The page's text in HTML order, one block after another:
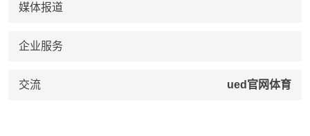
媒体报道
企业服务
交流 ued官网体育